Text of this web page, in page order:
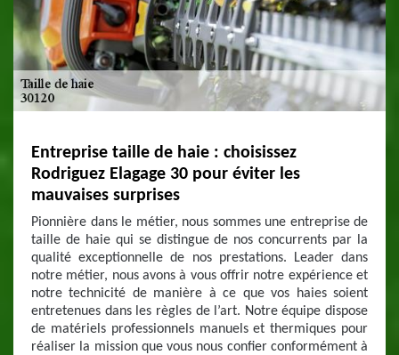
Entreprise taille de haie : choisissez
Rodriguez Elagage 30 pour éviter les
mauvaises surprises
Pionnière dans le métier, nous sommes une entreprise de
taille de haie qui se distingue de nos concurrents par la
qualité exceptionnelle de nos prestations. Leader dans
notre métier, nous avons à vous offrir notre expérience et
notre technicité de manière à ce que vos haies soient
entretenues dans les règles de l’art. Notre équipe dispose
de matériels professionnels manuels et thermiques pour
réaliser la mission que vous nous confier conformément à